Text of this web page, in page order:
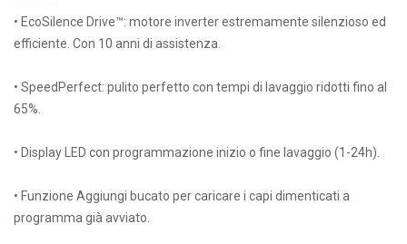
• EcoSilence Drive™: motore inverter estremamente silenzioso ed
efficiente. Con 10 anni di assistenza.
• SpeedPerfect: pulito perfetto con tempi di lavaggio ridotti fino al
65%.
• Display LED con programmazione inizio o fine lavaggio (1-24h).
• Funzione Aggiungi bucato per caricare i capi dimenticati a
programma già avviato.